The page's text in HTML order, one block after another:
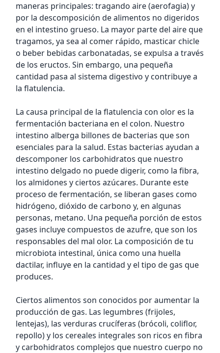
maneras principales: tragando aire (aerofagia) y
por la descomposición de alimentos no digeridos
en el intestino grueso. La mayor parte del aire que
tragamos, ya sea al comer rápido, masticar chicle
o beber bebidas carbonatadas, se expulsa a través
de los eructos. Sin embargo, una pequeña
cantidad pasa al sistema digestivo y contribuye a
la flatulencia.
La causa principal de la flatulencia con olor es la
fermentación bacteriana en el colon. Nuestro
intestino alberga billones de bacterias que son
esenciales para la salud. Estas bacterias ayudan a
descomponer los carbohidratos que nuestro
intestino delgado no puede digerir, como la fibra,
los almidones y ciertos azúcares. Durante este
proceso de fermentación, se liberan gases como
hidrógeno, dióxido de carbono y, en algunas
personas, metano. Una pequeña porción de estos
gases incluye compuestos de azufre, que son los
responsables del mal olor. La composición de tu
microbiota intestinal, única como una huella
dactilar, influye en la cantidad y el tipo de gas que
produces.
Ciertos alimentos son conocidos por aumentar la
producción de gas. Las legumbres (frijoles,
lentejas), las verduras crucíferas (brócoli, coliflor,
repollo) y los cereales integrales son ricos en fibra
y carbohidratos complejos que nuestro cuerpo no